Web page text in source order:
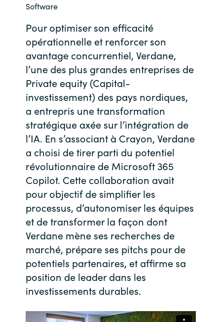
Bulgaria
Czechia
Denmark
Estonia
Finland
France
Germany
Hungary
Iceland
India
Indonesia
Kingdom of Saudi Arabia
Secteur Public
Nous contacter
Carrières
Software
Pour optimiser son efficacité
opérationnelle et renforcer son
avantage concurrentiel, Verdane,
l’une des plus grandes entreprises de
Private equity (Capital-
investissement) des pays nordiques,
a entrepris une transformation
stratégique axée sur l’intégration de
l’IA. En s’associant à Crayon, Verdane
a choisi de tirer parti du potentiel
révolutionnaire de Microsoft 365
Copilot. Cette collaboration avait
pour objectif de simplifier les
processus, d’autonomiser les équipes
et de transformer la façon dont
Verdane mène ses recherches de
marché, prépare ses pitchs pour de
potentiels partenaires, et affirme sa
position de leader dans les
investissements durables.